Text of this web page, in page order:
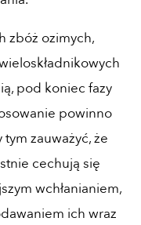
zbóż ozimych,
pod koniec fazy
powinno
zauważyć, że
cechują się
wchłanianiem,
ich wraz